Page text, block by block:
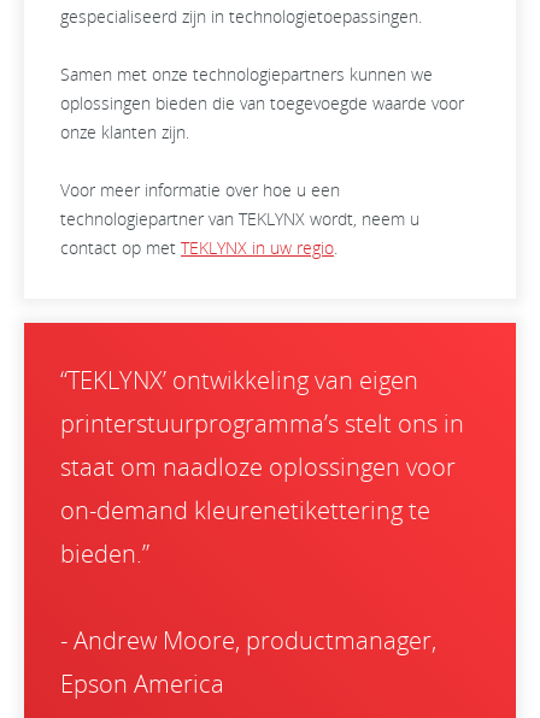
gespecialiseerd zijn in technologietoepassingen.
Samen met onze technologiepartners kunnen we
oplossingen bieden die van toegevoegde waarde voor
onze klanten zijn.
Voor meer informatie over hoe u een
technologiepartner van TEKLYNX wordt, neem u
contact op met TEKLYNX in uw regio.
“TEKLYNX’ ontwikkeling van eigen
printerstuurprogramma’s stelt ons in
staat om naadloze oplossingen voor
on-demand kleurenetikettering te
bieden.”
- Andrew Moore, productmanager,
Epson America